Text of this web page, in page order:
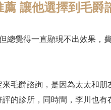
讓他選擇到毛爵
覺得一直顯現不出效果，
毛爵諮詢，是因為太太和
的診所，同時間，李川也有